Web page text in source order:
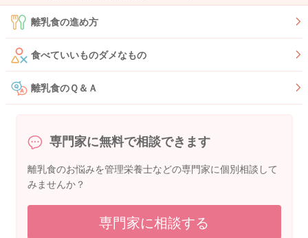
離乳食の進め方
食べていいものダメなもの
離乳食のＱ＆Ａ
専門家に無料で相談できます
離乳食のお悩みを管理栄養士などの専門家に個別相談して
みませんか？
専門家に相談する